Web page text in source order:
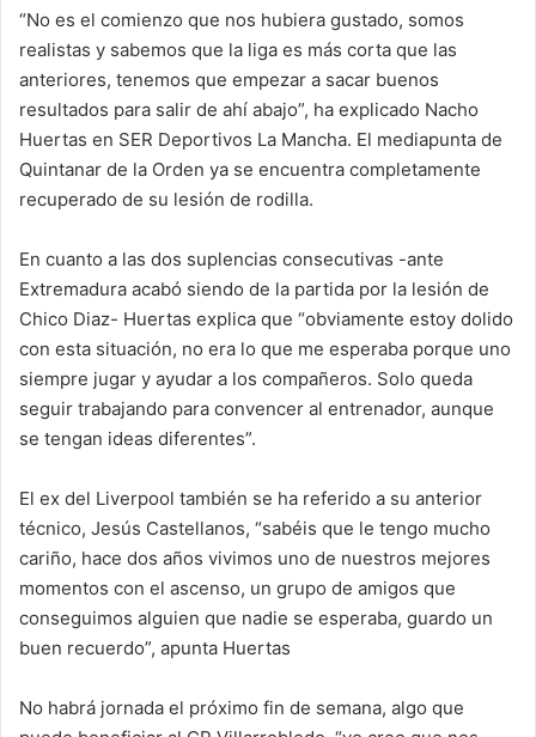
“No es el comienzo que nos hubiera gustado, somos
realistas y sabemos que la liga es más corta que las
anteriores, tenemos que empezar a sacar buenos
resultados para salir de ahí abajo”, ha explicado Nacho
Huertas en SER Deportivos La Mancha. El mediapunta de
Quintanar de la Orden ya se encuentra completamente
recuperado de su lesión de rodilla.
En cuanto a las dos suplencias consecutivas -ante
Extremadura acabó siendo de la partida por la lesión de
Chico Diaz- Huertas explica que “obviamente estoy dolido
con esta situación, no era lo que me esperaba porque uno
siempre jugar y ayudar a los compañeros. Solo queda
seguir trabajando para convencer al entrenador, aunque
se tengan ideas diferentes”.
El ex del Liverpool también se ha referido a su anterior
técnico, Jesús Castellanos, “sabéis que le tengo mucho
cariño, hace dos años vivimos uno de nuestros mejores
momentos con el ascenso, un grupo de amigos que
conseguimos alguien que nadie se esperaba, guardo un
buen recuerdo”, apunta Huertas
No habrá jornada el próximo fin de semana, algo que